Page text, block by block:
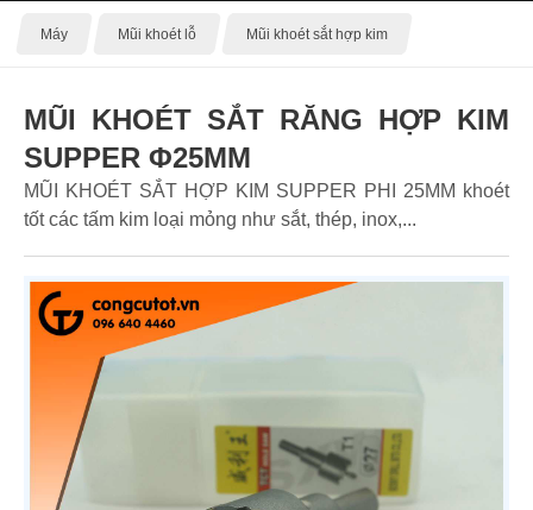
Máy Mũi khoét lỗ Mũi khoét sắt hợp kim
MŨI KHOÉT SẮT RĂNG HỢP KIM
SUPPER Φ25MM
MŨI KHOÉT SẮT HỢP KIM SUPPER PHI 25MM khoét
tốt các tấm kim loại mỏng như sắt, thép, inox,...